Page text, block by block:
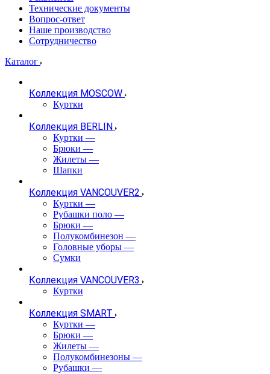
Технические документы
Вопрос-ответ
Наше производство
Сотрудничество
Каталог
Коллекция MOSCOW
Куртки
Коллекция BERLIN
Куртки —
Брюки —
Жилеты —
Шапки
Коллекция VANCOUVER2
Куртки —
Рубашки поло —
Брюки —
Полукомбинезон —
Головные уборы —
Сумки
Коллекция VANCOUVER3
Куртки
Коллекция SMART
Куртки —
Брюки —
Жилеты —
Полукомбинезоны —
Рубашки —